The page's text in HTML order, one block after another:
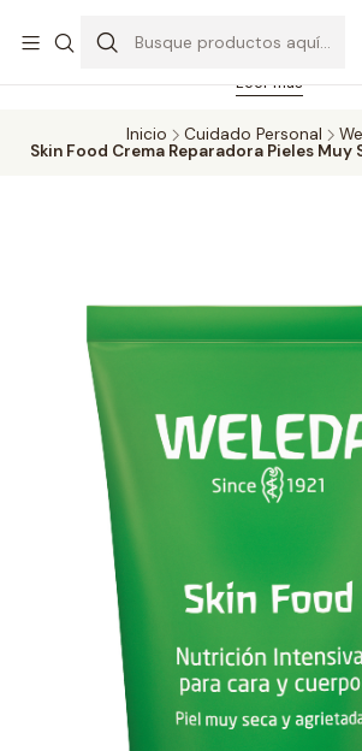
Feriado 21-05-2026 atención hasta las 14 hrs.
día solo área Metropolitana Santiago por
Pedidos hasta 16 hrs., sábados y domingos
Leer más
Inicio Cuidado Personal
Skin Food Crema Reparadora Pieles Muy